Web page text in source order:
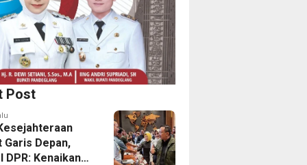
Post
Garis Depan,
DPR: Kenaikan